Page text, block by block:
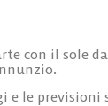
con il sole
le previsioni